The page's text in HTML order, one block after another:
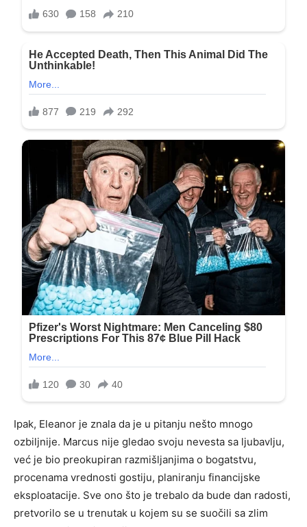
Ipak, Eleanor je znala da je u pitanju nešto mnogo
ozbiljnije. Marcus nije gledao svoju nevesta sa ljubavlju,
već je bio preokupiran razmišljanjima o bogatstvu,
procenama vrednosti gostiju, planiranju financijske
eksploatacije. Sve ono što je trebalo da bude dan radosti,
pretvorilo se u trenutak u kojem su se suočili sa zlim